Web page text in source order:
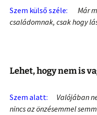
Szem külső széle:
Már
családomnak, csak hogy
Lehet, hogy nem is
Szem alatt:
Valójában
nincs az önzésemmel